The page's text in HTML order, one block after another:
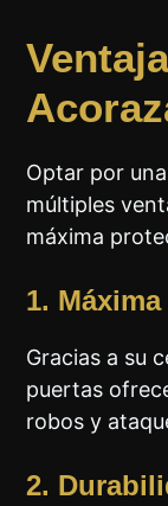
Optar por una
múltiples
máxima
1.
Gracias a su
puertas
robos y
2.